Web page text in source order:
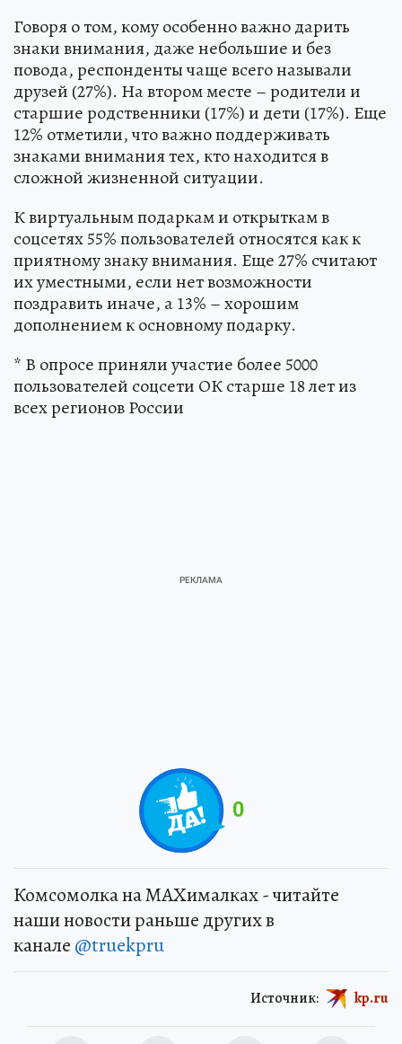
Говоря о том, кому особенно важно дарить
знаки внимания, даже небольшие и без
повода, респонденты чаще всего называли
друзей (27%). На втором месте – родители и
старшие родственники (17%) и дети (17%). Еще
12% отметили, что важно поддерживать
знаками внимания тех, кто находится в
сложной жизненной ситуации.
К виртуальным подаркам и открыткам в
соцсетях 55% пользователей относятся как к
приятному знаку внимания. Еще 27% считают
их уместными, если нет возможности
поздравить иначе, а 13% – хорошим
дополнением к основному подарку.
* В опросе приняли участие более 5000
пользователей соцсети ОК старше 18 лет из
всех регионов России
0
Комсомолка на MAXималках - читайте
наши новости раньше других в
канале @truekpru
Источник: kp.ru